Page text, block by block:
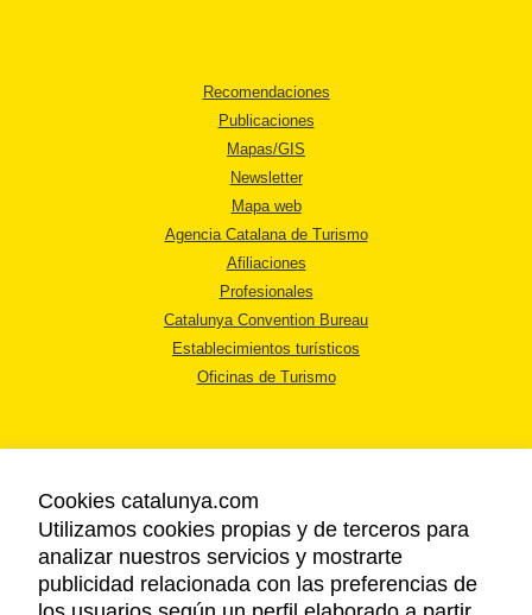
Recomendaciones
Publicaciones
Mapas/GIS
Newsletter
Mapa web
Agencia Catalana de Turismo
Afiliaciones
Profesionales
Catalunya Convention Bureau
Establecimientos turísticos
Oficinas de Turismo
AVISO LEGAL
POLÍTICA DE PRIVACIDAD
COOKIES
Cookies catalunya.com
Utilizamos cookies propias y de terceros para
analizar nuestros servicios y mostrarte
publicidad relacionada con las preferencias de